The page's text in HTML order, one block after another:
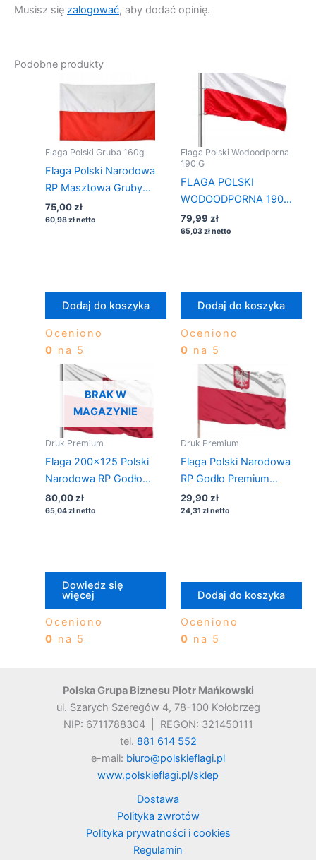
Musisz się zalogować, aby dodać opinię.
Podobne produkty
Flaga Polski Gruba 160g
Flaga Polski Narodowa
RP Masztowa Gruby
Materiał 200×125 + 3
oczka
Oceniono
0 na 5
75,00zł
60,98złnetto
Dodaj do koszyka
Flaga Polski Wodoodporna
190 G
FLAGA POLSKI
WODOODPORNA 190
g/m² 200×125 Na maszt
Oceniono
0 na 5
79,99 zł
65,03złnetto
Dodaj do koszyka
BRAK W
MAGAZYNIE
Druk Premium
Flaga 200×125 Polski
Narodowa RP Godło
Masztowa
Oceniono
0 na 5
80,00zł
65,04złnetto
Dowiedz się
więcej
Druk Premium
Flaga Polski Narodowa
RP Godło Premium
112×70 na drzewiec
Oceniono
0 na 5
29,90zł
24,31 złnetto
Dodaj do koszyka
Polska Grupa Biznesu Piotr Mańkowski
ul. Szarych Szeregów 4, 78-100 Kołobrzeg
NIP: 6711788304 | REGON: 321450111
tel. 881 614 552
e-mail: biuro@polskieflagi.pl
www.polskieflagi.pl/sklep
Dostawa
Polityka zwrotów
Polityka prywatności i cookies
Regulamin